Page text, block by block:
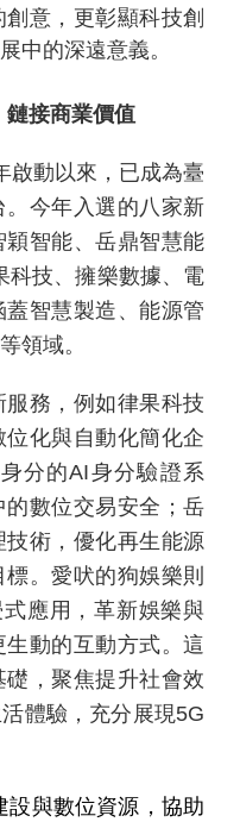
意，更彰顯科技創
中的深遠意義。
鏈接商業價值
啟動以來，已成為臺
今年入選的八家新
智能、岳鼎智慧能
科技、擁樂數據、電
智慧製造、能源管
領域。
務，例如律果科技
化與自動化簡化企
分的AI身分驗證系
數位交易安全；岳
術，優化再生能源
。愛吠的狗娛樂則
應用，革新娛樂與
動的互動方式。這
，聚焦提升社會效
體驗，充分展現5G
設與數位資源，協助